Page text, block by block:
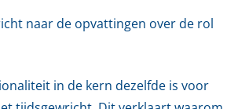
naar de opvattingen over de rol
in de kern dezelfde is voor